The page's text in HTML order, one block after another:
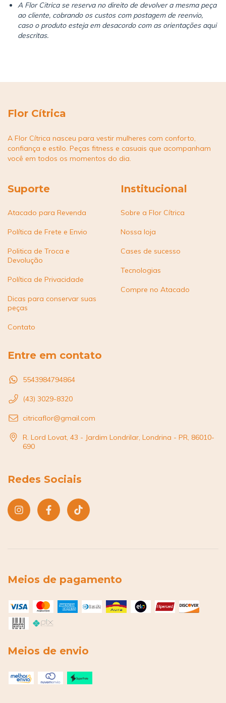
A Flor Citrica se reserva no direito de devolver a mesma peça
ao cliente, cobrando os custos com postagem de reenvio,
caso o produto esteja em desacordo com as orientações aqui
descritas.
Flor Cítrica
A Flor Cítrica nasceu para vestir mulheres com conforto,
confiança e estilo. Peças fitness e casuais que acompanham
você em todos os momentos do dia.
Suporte
Atacado para Revenda
Política de Frete e Envio
Politica de Troca e
Devolução
Política de Privacidade
Dicas para conservar suas
peças
Contato
Institucional
Sobre a Flor Cítrica
Nossa loja
Cases de sucesso
Tecnologias
Compre no Atacado
Entre em contato
5543984794864
(43) 3029-8320
citricaflor@gmail.com
R. Lord Lovat, 43 - Jardim Londrilar, Londrina - PR, 86010-
690
Redes Sociais
Meios de pagamento
Meios de envio